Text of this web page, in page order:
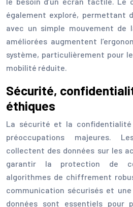
également exploré, permettant
avec un simple mouvement de
améliorées augmentent
système, particulièrement pour
mobilité réduite.
Sécurité,
éthiques
La sécurité et la
préoccupations majeures.
collectent des données sur les
garantir la protection de
algorithmes de chiffrement
communication sécurisés et
données sont essentiels pour